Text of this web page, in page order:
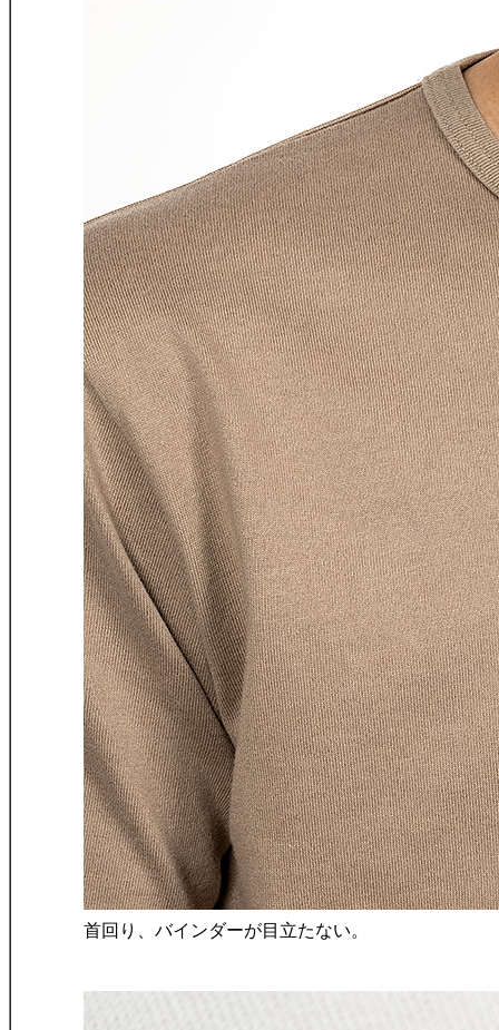
首回り、バインダーが目立たない。